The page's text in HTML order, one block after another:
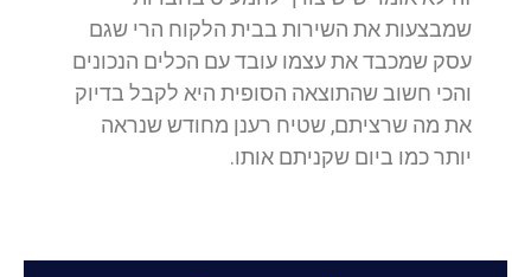
שמבצעות את השירות בבית הלקוח הרי שגם
עסק שמכבד את עצמו עובד עם הכלים הנכונים
והכי חשוב שהתוצאה הסופית היא לקבל בדיוק
את מה שרציתם, שטיח רענן מחודש שנראה
יותר כמו ביום שקניתם אותו.